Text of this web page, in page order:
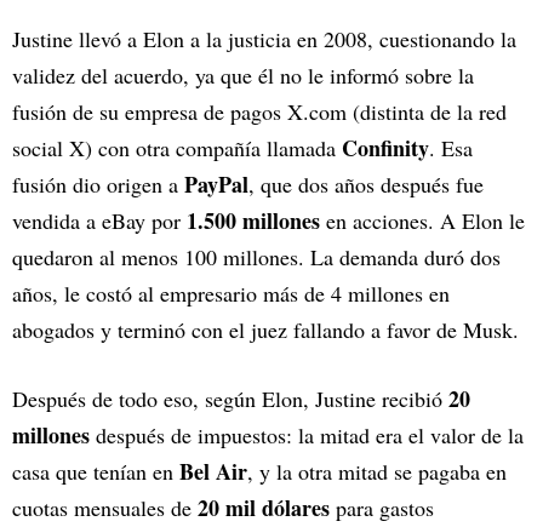
Justine llevó a Elon a la justicia en 2008, cuestionando la
validez del acuerdo, ya que él no le informó sobre la
fusión de su empresa de pagos X.com (distinta de la red
social X) con otra compañía llamada Confinity. Esa
fusión dio origen a PayPal, que dos años después fue
vendida a eBay por 1.500 millones en acciones. A Elon le
quedaron al menos 100 millones. La demanda duró dos
años, le costó al empresario más de 4 millones en
abogados y terminó con el juez fallando a favor de Musk.
Después de todo eso, según Elon, Justine recibió 20
millones después de impuestos: la mitad era el valor de la
casa que tenían en Bel Air, y la otra mitad se pagaba en
cuotas mensuales de 20 mil dólares para gastos